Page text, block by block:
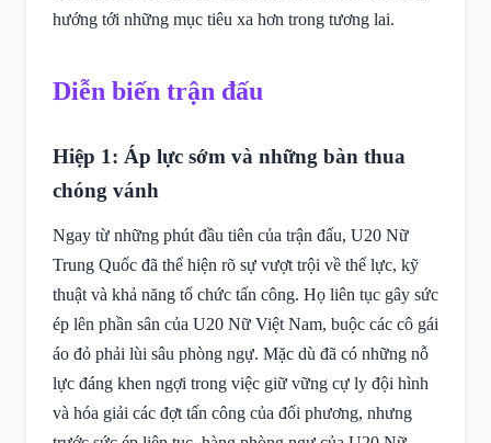
hướng tới những mục tiêu xa hơn trong tương lai.
Diễn biến trận đấu
Hiệp 1: Áp lực sớm và những bàn thua
chóng vánh
Ngay từ những phút đầu tiên của trận đấu, U20 Nữ
Trung Quốc đã thể hiện rõ sự vượt trội về thể lực, kỹ
thuật và khả năng tổ chức tấn công. Họ liên tục gây sức
ép lên phần sân của U20 Nữ Việt Nam, buộc các cô gái
áo đỏ phải lùi sâu phòng ngự. Mặc dù đã có những nỗ
lực đáng khen ngợi trong việc giữ vững cự ly đội hình
và hóa giải các đợt tấn công của đối phương, nhưng